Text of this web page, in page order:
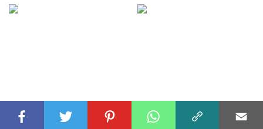
ΦΙΛΟΣΟΦΊΑ 27 Δεκ 2024 ΜΈΣΑ ΜΑΖΙΚΉΣ ΕΝΗΜΈΡΩΣΗΣ